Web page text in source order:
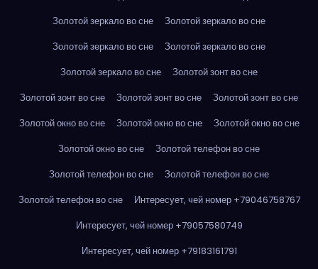
Золотой зеркало во сне
Золотой зеркало во сне
Золотой зеркало во сне
Золотой зеркало во сне
Золотой зеркало во сне
Золотой зонт во сне
Золотой зонт во сне
Золотой зонт во сне
Золотой зонт во сне
Золотой окно во сне
Золотой окно во сне
Золотой окно во сне
Золотой окно во сне
Золотой телефон во сне
Золотой телефон во сне
Золотой телефон во сне
Золотой телефон во сне
Интересует, чей номер +79046758767
Интересует, чей номер +79057580749
Интересует, чей номер +79183161791